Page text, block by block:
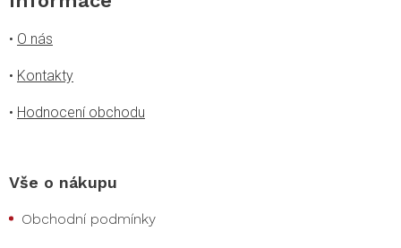
• O nás
• Kontakty
• Hodnocení obchodu
Vše o nákupu
Obchodní podmínky